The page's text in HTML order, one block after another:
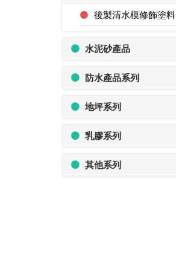
後製清水模修飾塗料
水泥砂產品
防水產品系列
地坪系列
乳膠系列
其他系列